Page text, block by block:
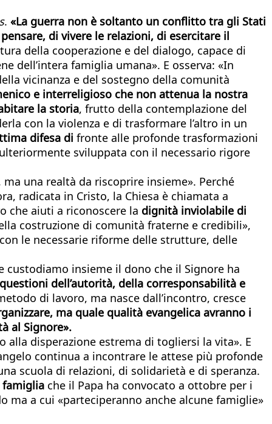
. «La guerra non è soltanto un conflitto tra gli Stati
di vivere le relazioni, di esercitare il
della cooperazione e del dialogo, capace di
dell’intera famiglia umana». E osserva: «In
vicinanza e del sostegno della comunità
e interreligioso che non attenua la nostra
la storia, frutto della contemplazione del
con la violenza e di trasformare l’altro in un
difesa di fronte alle profonde trasformazioni
sviluppata con il necessario rigore
una realtà da riscoprire insieme». Perché
radicata in Cristo, la Chiesa è chiamata a
che aiuti a riconoscere la dignità inviolabile di
costruzione di comunità fraterne e credibili»,
le necessarie riforme delle strutture, delle
custodiamo insieme il dono che il Signore ha
dell’autorità, della corresponsabilità e
di lavoro, ma nasce dall’incontro, cresce
ma quale qualità evangelica avranno i
al Signore».
alla disperazione estrema di togliersi la vita». E
continua a incontrare le attese più profonde
scuola di relazioni, di solidarietà e di speranza.
che il Papa ha convocato a ottobre per i
ma a cui «parteciperanno anche alcune famiglie»